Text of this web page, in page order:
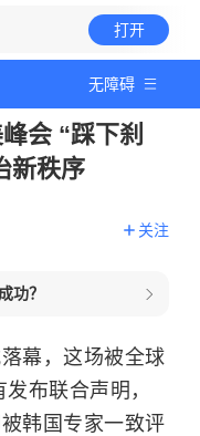
打开
无障碍
会 “踩下刹
新秩序
关注
功？
幕，这场被全球
布联合声明，
韩国专家一致评